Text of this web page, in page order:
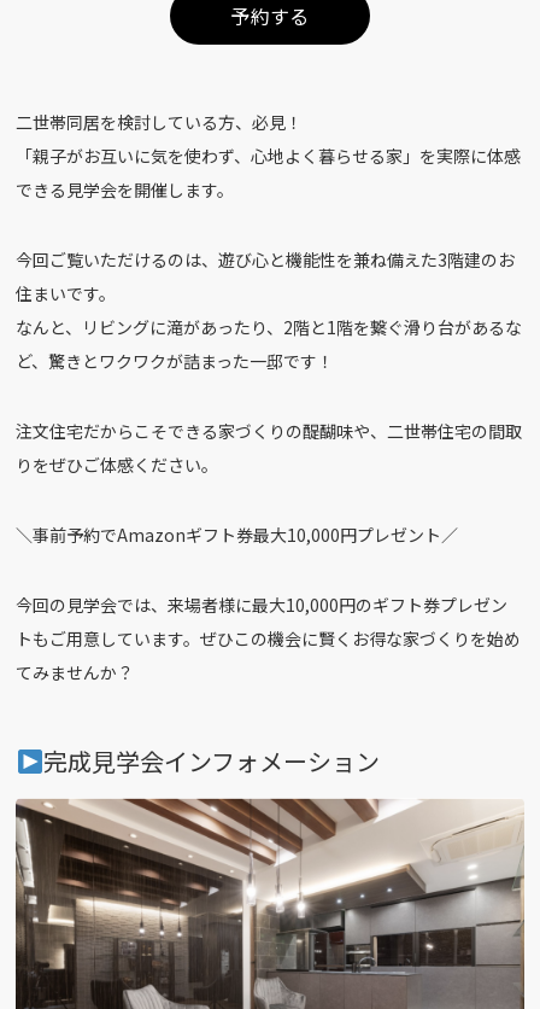
予約する
二世帯同居を検討している方、必見！
「親子がお互いに気を使わず、心地よく暮らせる家」を実際に体感
できる見学会を開催します。
今回ご覧いただけるのは、遊び心と機能性を兼ね備えた3階建のお
住まいです。
なんと、リビングに滝があったり、2階と1階を繋ぐ滑り台があるな
ど、驚きとワクワクが詰まった一邸です！
注文住宅だからこそできる家づくりの醍醐味や、二世帯住宅の間取
りをぜひご体感ください。
＼事前予約でAmazonギフト券最大10,000円プレゼント／
今回の見学会では、来場者様に最大10,000円のギフト券プレゼン
トもご用意しています。ぜひこの機会に賢くお得な家づくりを始め
てみませんか？
完成見学会インフォメーション